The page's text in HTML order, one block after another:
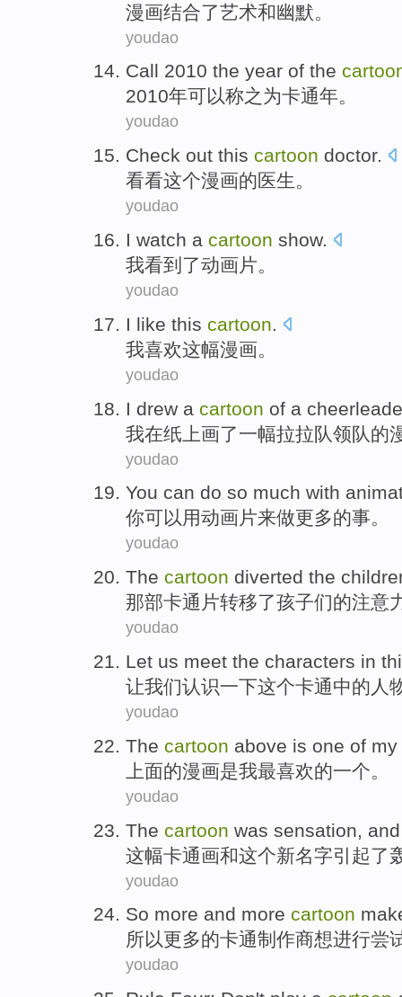
漫画结合了艺术和幽默 。
youdao
Call 2010 the year of the
2010年可以称之为卡通年。
youdao
Check out this cartoon doctor.
看看这个漫画的医生。
youdao
I watch a cartoon show.
我看到 了动画片。
youdao
I like this cartoon.
我喜欢这幅漫画。
youdao
I drew a cartoon of a
我在纸 上画了一幅拉拉队领队 的
youdao
You can do so much with
你可以用动画片来做更多的事。
youdao
The cartoon diverted the
那部卡通片转移了孩子们的注意
youdao
Let us meet the characters in
让我们认识一下这个卡通中的 人
youdao
The cartoon above is one of my
上面的漫画是我最喜欢的一个。
youdao
The cartoon was sensation and
这幅卡通画和这个新名字引起了
youdao
So more and more cartoon
所以更多的卡通制作商想进行尝
youdao